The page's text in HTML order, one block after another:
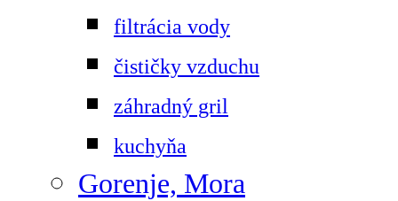
filtrácia vody
čističky vzduchu
záhradný gril
kuchyňa
Gorenje, Mora